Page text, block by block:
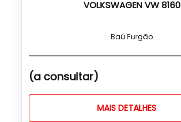
VOLKSWAGEN VW 8160
Baú Furgão
(a consultar)
MAIS DETALHES